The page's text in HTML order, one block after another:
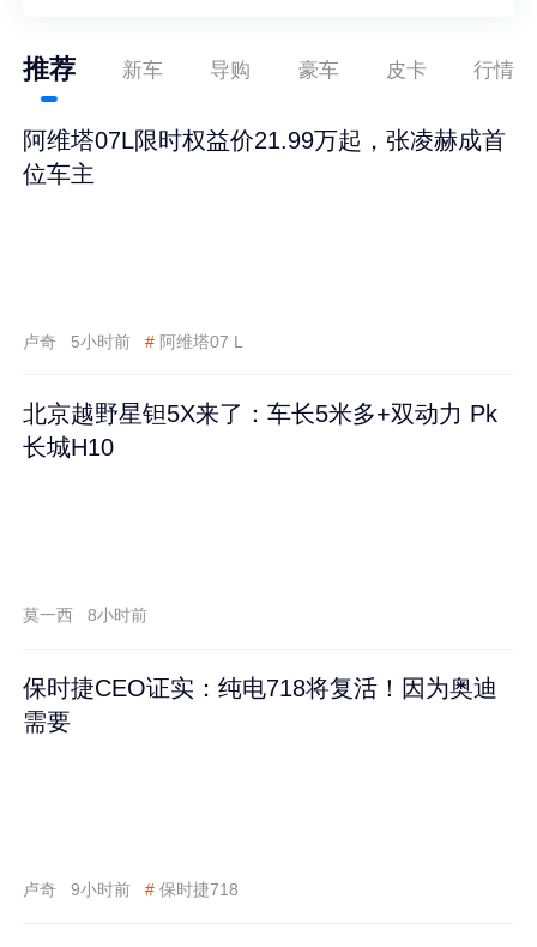
推荐 新车 导购 豪车 皮卡 行情
阿维塔07L限时权益价21.99万起，张凌赫成首
位车主
卢奇 5小时前 # 阿维塔07 L
北京越野星钽5X来了：车长5米多+双动力 Pk
长城H10
莫一西 8小时前
保时捷CEO证实：纯电718将复活！因为奥迪
需要
卢奇 9小时前 # 保时捷718